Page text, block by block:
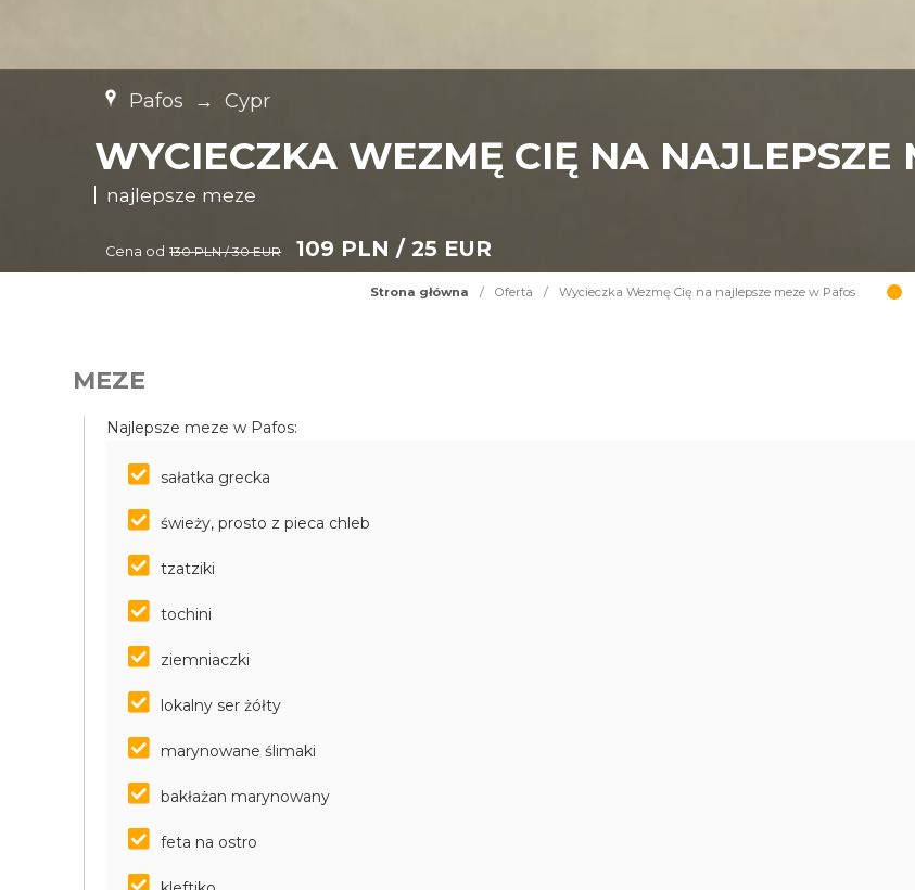
Pafos → Cypr
WYCIECZKA WEZMĘ CIĘ NA NAJLEPSZE
najlepsze meze
Cena od 130 PLN / 30 EUR 109 PLN / 25 EUR
Strona główna / Oferta / Wycieczka Wezmę Cię na najlepsze meze w Pafos
MEZE
Najlepsze meze w Pafos:
sałatka grecka
świeży, prosto z pieca chleb
tzatziki
tochini
ziemniaczki
lokalny ser żółty
marynowane ślimaki
bakłażan marynowany
feta na ostro